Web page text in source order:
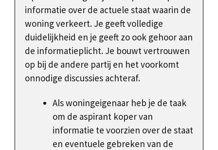
informatie over de actuele staat waarin de
woning verkeert. Je geeft volledige
duidelijkheid en je geeft zo ook gehoor aan
de informatieplicht. Je bouwt vertrouwen
op bij de andere partij en het voorkomt
onnodige discussies achteraf.
Als woningeigenaar heb je de taak
om de aspirant koper van
informatie te voorzien over de staat
en eventuele gebreken van de